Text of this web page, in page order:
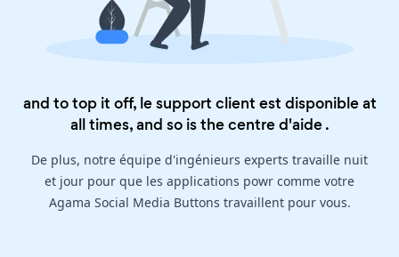
and to top it off, le support client est disponible at
all times, and so is thecentre d'aide.
De plus, notre équipe d'ingénieurs experts travaille nuit
et jour pour que les applications powr comme votre
Agama Social Media Buttons travaillent pour vous.